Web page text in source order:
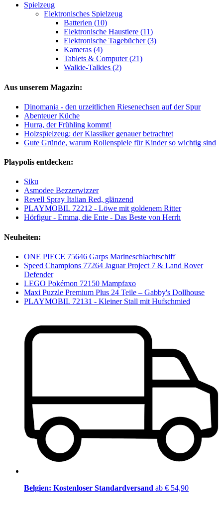
Spielzeug
Elektronisches Spielzeug
Batterien (10)
Elektronische Haustiere (11)
Elektronische Tagebücher (3)
Kameras (4)
Tablets & Computer (21)
Walkie-Talkies (2)
Aus unserem Magazin:
Dinomania - den urzeitlichen Riesenechsen auf der Spur
Abenteuer Küche
Hurra, der Frühling kommt!
Holzspielzeug: der Klassiker genauer betrachtet
Gute Gründe, warum Rollenspiele für Kinder so wichtig sind
Playpolis entdecken:
Siku
Asmodee Bezzerwizzer
Revell Spray Italian Red, glänzend
PLAYMOBIL 72212 - Löwe mit goldenem Ritter
Hörfigur - Emma, die Ente - Das Beste von Herrh
Neuheiten:
ONE PIECE 75646 Garps Marineschlachtschiff
Speed Champions 77264 Jaguar Project 7 & Land Rover
Defender
LEGO Pokémon 72150 Mampfaxo
Maxi Puzzle Premium Plus 24 Teile – Gabby's Dollhouse
PLAYMOBIL 72131 - Kleiner Stall mit Hufschmied
Belgien: Kostenloser Standardversand ab € 54,90